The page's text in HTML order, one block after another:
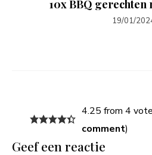
10x BBQ gerechten
19/01/
4.25 from 4
comment)
Geef een reactie